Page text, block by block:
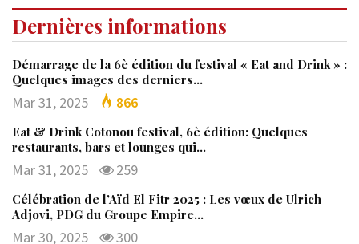
Dernières informations
Démarrage de la 6è édition du festival « Eat and Drink » :
Quelques images des derniers…
Mar 31, 2025 866
Eat & Drink Cotonou festival, 6è édition: Quelques
restaurants, bars et lounges qui…
Mar 31, 2025 259
Célébration de l’Aïd El Fitr 2025 : Les vœux de Ulrich
Adjovi, PDG du Groupe Empire…
Mar 30, 2025 300